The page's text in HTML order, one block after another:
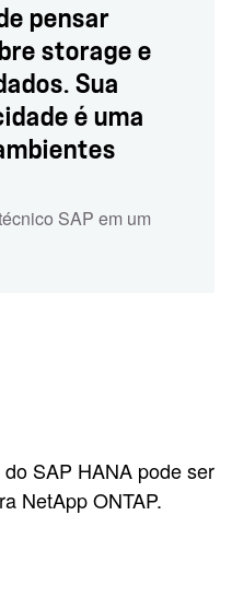
pensar
storage e
Sua
é uma
SAP em um
SAP HANA pode ser
NetApp ONTAP.